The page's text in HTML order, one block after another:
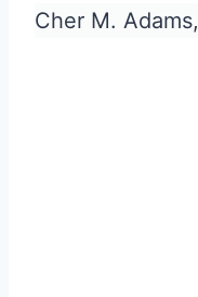
Cher M. Adams,